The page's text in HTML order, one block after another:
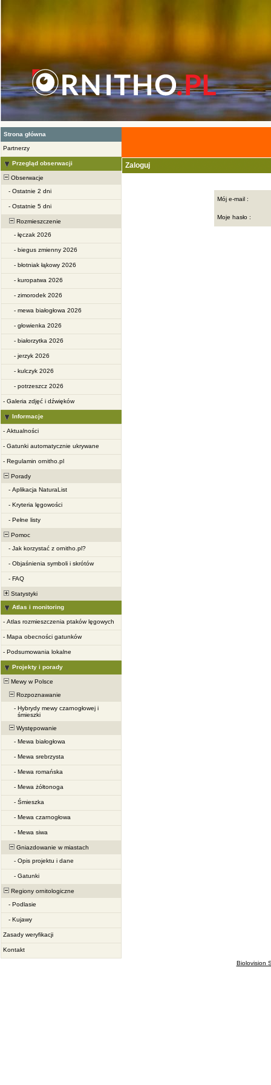
Strona główna
Partnerzy
Przegląd obserwacji
Obserwacje
- Ostatnie 2 dni
- Ostatnie 5 dni
Rozmieszczenie
- łęczak 2026
- biegus zmienny 2026
- błotniak łąkowy 2026
- kuropatwa 2026
- zimorodek 2026
- mewa białogłowa 2026
- głowienka 2026
- białorzytka 2026
- jerzyk 2026
- kulczyk 2026
- potrzeszcz 2026
- Galeria zdjęć i dźwięków
Informacje
- Aktualności
- Gatunki automatycznie ukrywane
- Regulamin ornitho.pl
Porady
- Aplikacja NaturaList
- Kryteria lęgowości
- Pełne listy
Pomoc
- Jak korzystać z ornitho.pl?
- Objaśnienia symboli i skrótów
- FAQ
Statystyki
Atlas i monitoring
- Atlas rozmieszczenia ptaków lęgowych
- Mapa obecności gatunków
- Podsumowania lokalne
Projekty i porady
Mewy w Polsce
Rozpoznawanie
- Hybrydy mewy czarnogłowej i
śmieszki
Występowanie
- Mewa białogłowa
- Mewa srebrzysta
- Mewa romańska
- Mewa żółtonoga
- Śmieszka
- Mewa czarnogłowa
- Mewa siwa
Gniazdowanie w miastach
- Opis projektu i dane
- Gatunki
Regiony ornitologiczne
- Podlasie
- Kujawy
Zasady weryfikacji
Kontakt
Zaloguj
Mój e-mail :
Moje hasło :
Biolovision